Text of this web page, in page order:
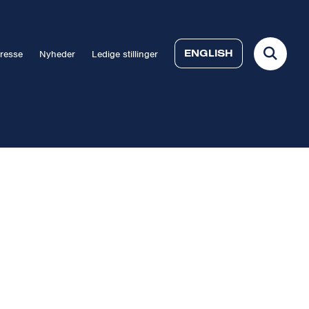
Nyheder Ledige stillinger ENGLISH